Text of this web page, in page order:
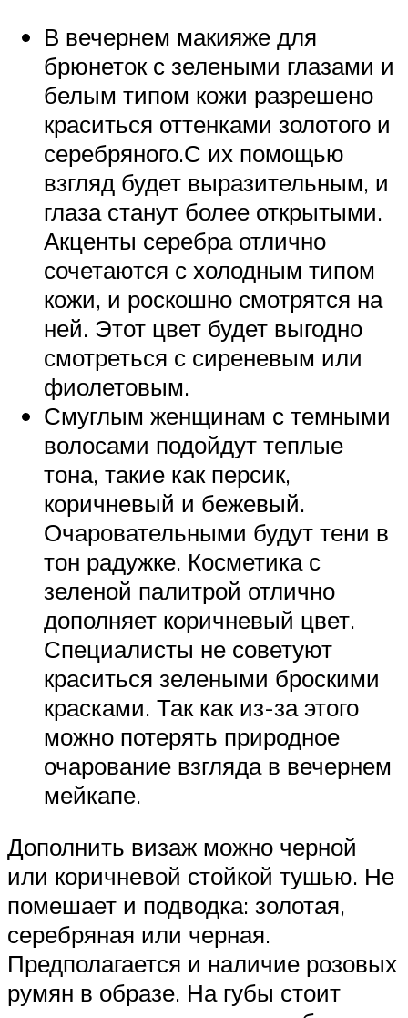
В вечернем макияже для
брюнеток с зелеными глазами и
белым типом кожи разрешено
краситься оттенками золотого и
серебряного.С их помощью
взгляд будет выразительным, и
глаза станут более открытыми.
Акценты серебра отлично
сочетаются с холодным типом
кожи, и роскошно смотрятся на
ней. Этот цвет будет выгодно
смотреться с сиреневым или
фиолетовым.
Смуглым женщинам с темными
волосами подойдут теплые
тона, такие как персик,
коричневый и бежевый.
Очаровательными будут тени в
тон радужке. Косметика с
зеленой палитрой отлично
дополняет коричневый цвет.
Специалисты не советуют
краситься зелеными броскими
красками. Так как из-за этого
можно потерять природное
очарование взгляда в вечернем
мейкапе.
Дополнить визаж можно черной
или коричневой стойкой тушью. Не
помешает и подводка: золотая,
серебряная или черная.
Предполагается и наличие розовых
румян в образе. На губы стоит